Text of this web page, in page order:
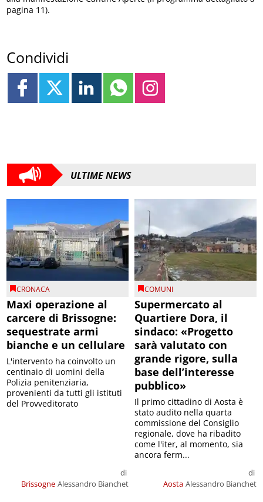
pagina 11).
Condividi
ULTIME NEWS
CRONACA
Maxi operazione al
carcere di Brissogne:
sequestrate armi
bianche e un cellulare
Brissogne
di
Alessandro Bianchet
L'intervento ha coinvolto un
centinaio di uomini della
Polizia penitenziaria,
provenienti da tutti gli istituti
del Provveditorato
COMUNI
Supermercato al
Quartiere Dora, il
sindaco: «Progetto
sarà valutato con
grande rigore, sulla
base dell’interesse
pubblico»
Aosta
di
Alessandro Bianchet
Il primo cittadino di Aosta è
stato audito nella quarta
commissione del Consiglio
regionale, dove ha ribadito
come l'iter, al momento, sia
ancora ferm...